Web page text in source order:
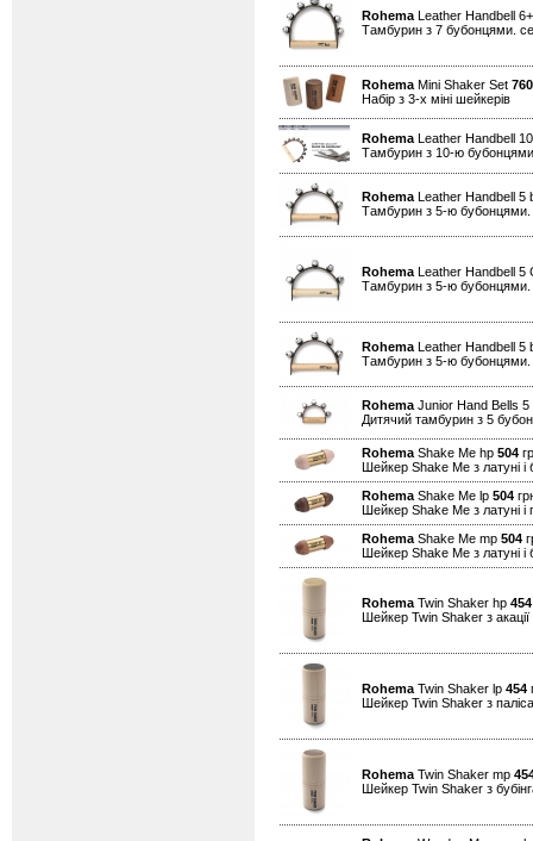
Rohema Leather Handbell
Тамбурин з 7 бубонцями.
Rohema Mini Shaker Set 760
Набір з 3-х міні шейкерів
Rohema Leather Handbell
Тамбурин з 10-ю
Rohema Leather Handbell 5
Тамбурин з 5-ю бубонцями.
Rohema Leather Handbell
Тамбурин з 5-ю бубонцями.
Rohema Leather Handbell 5
Тамбурин з 5-ю бубонцями.
Rohema Junior Hand Bells 5
Дитячий тамбурин з 5
Rohema Shake Me hp 504
Шейкер Shake Me з латуні
Rohema Shake Me lp 504
Шейкер Shake Me з латуні
Rohema Shake Me mp 504
Шейкер Shake Me з латуні і
Rohema Twin Shaker hp 454
Шейкер Twin Shaker з
Rohema Twin Shaker lp 454
Шейкер Twin Shaker з
Rohema Twin Shaker mp
Шейкер Twin Shaker з